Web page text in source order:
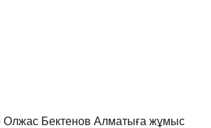
Олжас Бектенов Алматыға жұмыс